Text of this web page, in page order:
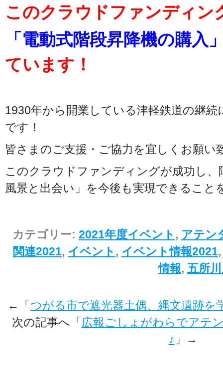
このクラウドファンディン
「電動式階段昇降機の購入
ています！
1930年から開業している津軽鉄道の継
です！
皆さまのご支援・ご協力を宜しくお願い
このクラウドファンディングが成功し
風景と出会い」を今後も実現できること
カテゴリー: 2021年度イベント , アテン
関連2021, イベント , イベント情報2021
情報, 五所
←「つがる市で遮光器土偶、縄文遺跡を
次の記事へ「広報ごしょがわらでアテ
♪ 」→